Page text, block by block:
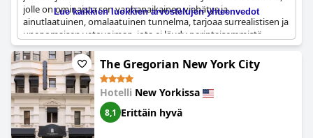
jolle on ominaista sen vanhanaikainen viehätys ja
ainutlaatuinen, omalaatuinen tunnelma, tarjoaa surrealistisen ja
unenomaisen vetovoiman, jota ei löydy perinteisemmistä
hotelleista. Jokainen hotellin tila on kuin kangas, jota koristavat
laaja graffititaide ja vintage-sisustus, jotka eri taiteilijat ovat
huolellisesti luoneet, mikä tekee jokaisesta nurkasta silmille
seikkailun.
Iästään huolimatta hotelli on edelleen siisti ja viihtyisä, ja siellä
on omalaatuinen ja boheemi tunnelma, joka vetoaa syvästi
niihin, jotka arvostavat epätavallisia ympäristöjä. Carlton Armsin
Lue kaikkien luokkien arvostelujen yhteenvedot
The Gregorian New York City
Hotelli New Yorkissa
8,1 Erittäin hyvä